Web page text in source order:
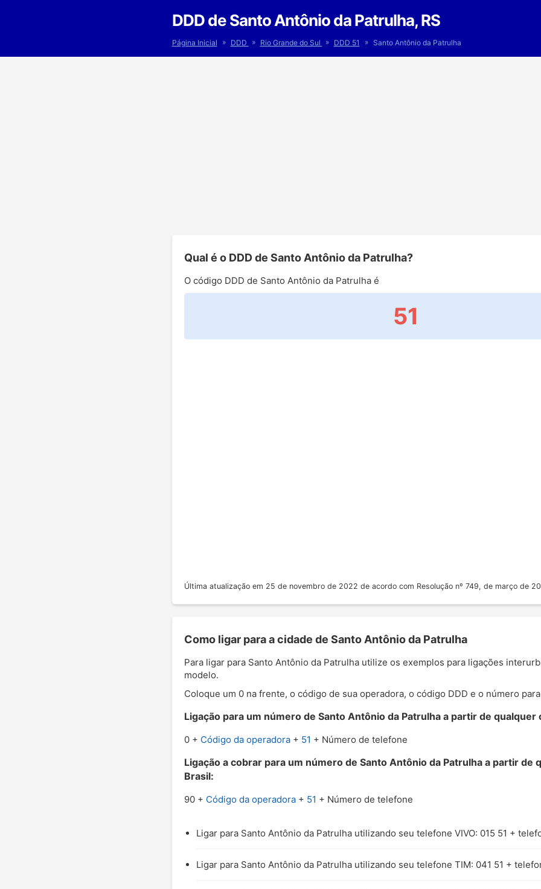
DDD de Santo Antônio da Patrulha, RS
Página Inicial » DDD » Rio Grande do Sul » DDD 51 » Santo Antônio da Patrulha
Qual é o DDD de Santo Antônio da Patrulha?
O código DDD de Santo Antônio da Patrulha é
51
Última atualização em 25 de novembro de 2022 de acordo com Resolução nº 749, de março de
Como ligar para a cidade de Santo Antônio da Patrulha
Para ligar para Santo Antônio da Patrulha utilize os exemplos para ligações
modelo.
Coloque um 0 na frente, o código de sua operadora, o código DDD e o número
Ligação para um número de Santo Antônio da Patrulha a partir de qualquer
0 + Código da operadora+ 51 + Número de telefone
Ligação a cobrar para um número de Santo Antônio da Patrulha a partir de
Brasil:
90 + Código da operadora+ 51 + Número de telefone
Ligar para Santo Antônio da Patrulha utilizando seu telefone VIVO: 015 51 +
Ligar para Santo Antônio da Patrulha utilizando seu telefone TIM: 041 51 +